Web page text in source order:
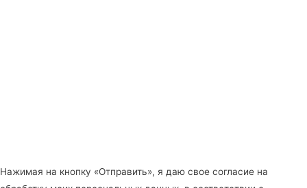
Нажимая на кнопку «Отправить», я даю свое согласие на